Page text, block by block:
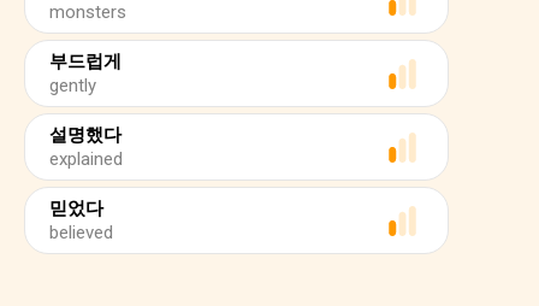
monsters
부드럽게
gently
설명했다
explained
믿었다
believed